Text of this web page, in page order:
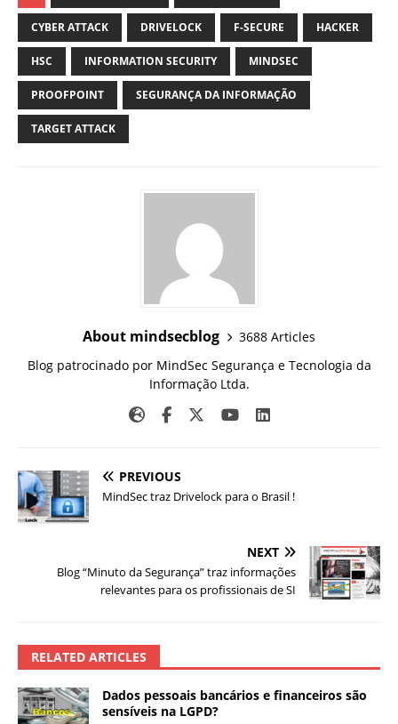
CYBER ATTACK DRIVELOCK F-SECURE HACKER
HSC INFORMATION SECURITY MINDSEC
PROOFPOINT SEGURANÇA DA INFORMAÇÃO
TARGET ATTACK
About mindsecblog
3688 Articles
Blog patrocinado por MindSec Segurança e Tecnologia da
Informação Ltda.
PREVIOUS
MindSec traz Drivelock para o Brasil !
NEXT
Blog “Minuto da Segurança” traz informações
relevantes para os profissionais de SI
RELATED ARTICLES
Dados pessoais bancários e financeiros são
sensíveis na LGPD?